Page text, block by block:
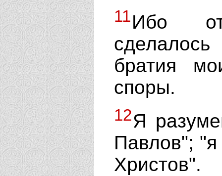
11Ибо
братия
споры.
12Я
Павлов";
Христов".